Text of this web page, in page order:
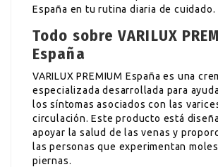
España en tu rutina diaria de cuidado.
Todo sobre VARILUX
España
VARILUX PREMIUM España es una
especializada desarrollada para
los síntomas asociados con las
circulación. Este producto está
apoyar la salud de las venas y
las personas que experimentan
piernas.